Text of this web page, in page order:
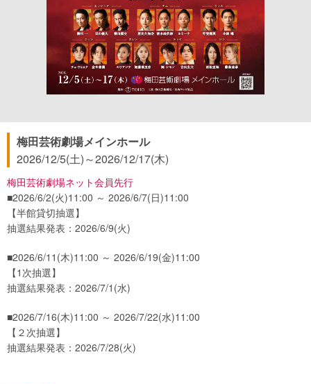
梅田芸術劇場メインホール
2026/12/5(土)～2026/12/17(木)
梅田芸術劇場ネット会員先行
■2026/6/2(火)11:00 ～ 2026/6/7(日)11:00
【半館貸切抽選】
抽選結果発表：2026/6/9(火)
■2026/6/11(木)11:00 ～ 2026/6/19(金)11:00
【1次抽選】
抽選結果発表：2026/7/1(水)
■2026/7/16(木)11:00 ～ 2026/7/22(水)11:00
【２次抽選】
抽選結果発表：2026/7/28(火)